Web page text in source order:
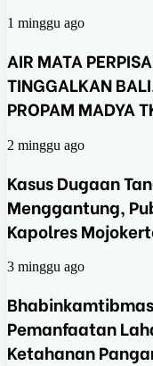
1 minggu ago
AIR MATA
TINGGALKAN
PROPAM MADYA
2 minggu ago
Kasus Dugaan
Menggantung,
Kapolres
3 minggu ago
Pemanfaatan
Ketahanan